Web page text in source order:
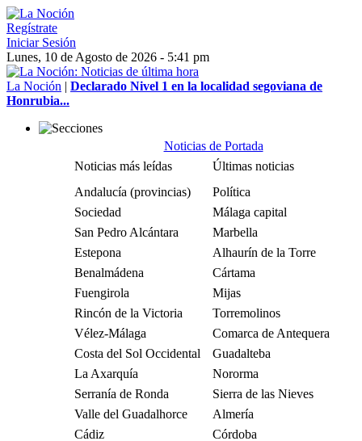
Regístrate
Iniciar Sesión
Lunes, 10 de Agosto de 2026 - 5:41 pm
La Noción | Declarado Nivel 1 en la localidad segoviana de
Honrubia...
Noticias de Portada
Noticias más leídas
Últimas noticias
Andalucía (provincias)
Política
Sociedad
Málaga capital
San Pedro Alcántara
Marbella
Estepona
Alhaurín de la Torre
Benalmádena
Cártama
Fuengirola
Mijas
Rincón de la Victoria
Torremolinos
Vélez-Málaga
Comarca de Antequera
Costa del Sol Occidental
Guadalteba
La Axarquía
Nororma
Serranía de Ronda
Sierra de las Nieves
Valle del Guadalhorce
Almería
Cádiz
Córdoba